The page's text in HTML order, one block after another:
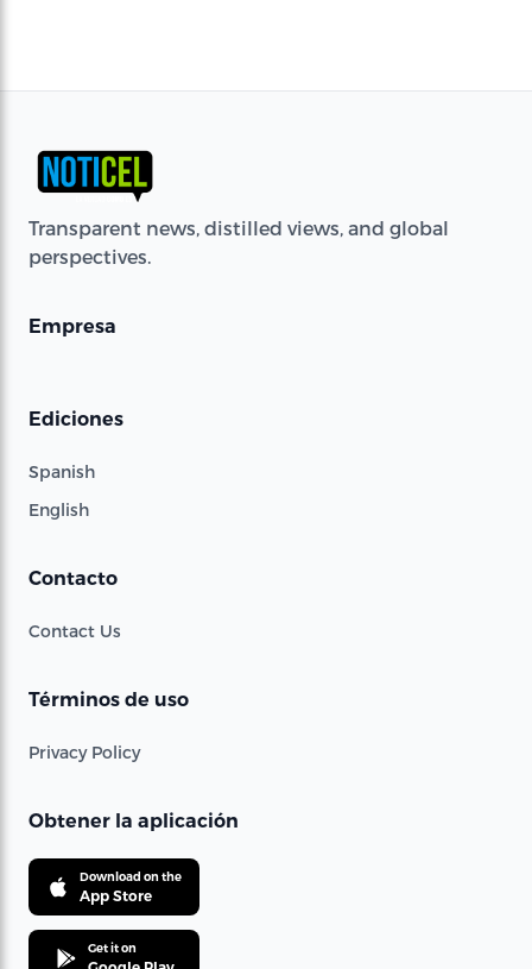
Transparent news, distilled views, and global
perspectives.
Empresa
Ediciones
Spanish
English
Contacto
Contact Us
Términos de uso
Privacy Policy
Obtener la aplicación
Download on the
App Store
Get it on